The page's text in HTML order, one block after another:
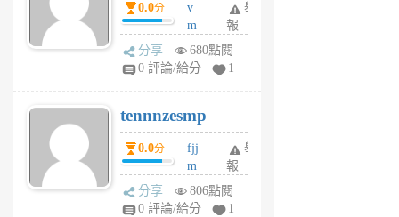
月
前
0.0分
v
m
sg
sr
6
個
月
前
舉
報
分享
680點閱
0 評論/給分
1
tennnzesmp
0.0分
fjj
m
w
rs
舉
報
分享
806點閱
0 評論/給分
1